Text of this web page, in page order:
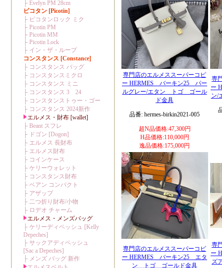
専門店のエルメススーパーコピ
ー HERMES バーキン25 パー
ルグレー/エタン トゴ ゴール
ド金具
品番: hermes-birkin2021-005
超N品価格:47,300円
H品価格:110,000円
逸品価格:175,000円
専
ー
ン/
専門店のエルメススーパーコピ
ー HERMES バーキン25 エタ
ン トゴ ゴールド金具
専
ー
ズ